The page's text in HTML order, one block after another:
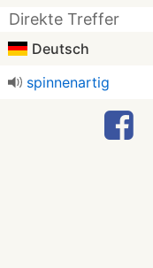
Direkte Treffer
Deutsch
spinnenartig